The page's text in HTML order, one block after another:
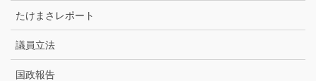
たけまさレポート
議員立法
国政報告